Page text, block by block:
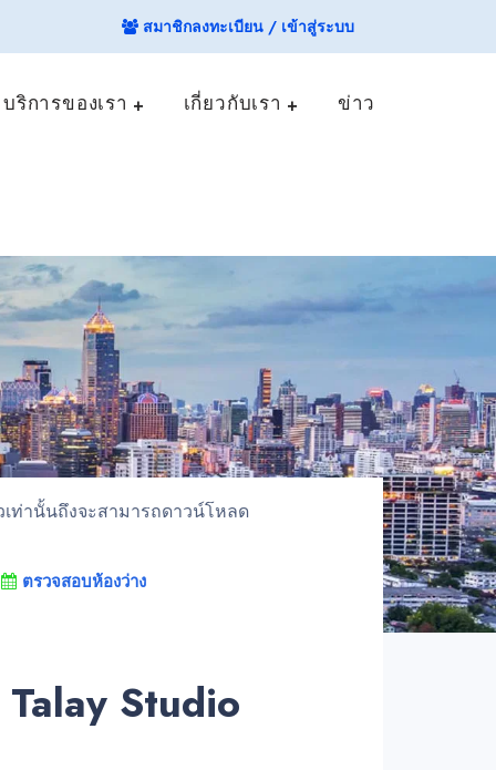
สมาชิกลงทะเบียน / เข้าสู่ระบบ
บริการของเรา เกี่ยวกับเรา ข่าว
ท่านั้นถึงจะสามารถดาวน์โหลด
ตรวจสอบห้องว่าง
Studio